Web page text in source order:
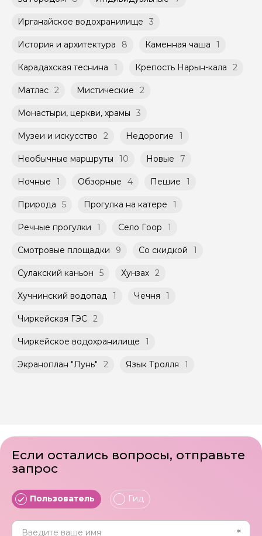
Ирганайское водохранилище 3
История и архитектура 8 Каменная чаша 1
Карадахская теснина 1 Крепость Нарын-кала 2
Матлас 2 Мистические 2
Монастыри, церкви, храмы 3
Музеи и искусство 2 Недорогие 1
Необычные маршруты 10 Новые 7
Ночные 1 Обзорные 4 Пешие 1
Природа 5 Прогулка на катере 1
Речные прогулки 1 Село Гоор 1
Смотровые площадки 9 Со скидкой 1
Сулакский каньон 5 Хунзах 2
Хучнинский водопад 1 Чечня 1
Чиркейская ГЭС 2
Чиркейское водохранилище 1
Экраноплан "Лунь" 2 Язык Тролля 1
Если остались вопросы, отправьте
запрос
Пользователь Гид